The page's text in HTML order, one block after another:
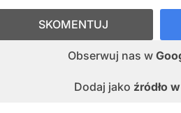
Obserwuj nas w
Dodaj jako źródło
SKOMENTUJ